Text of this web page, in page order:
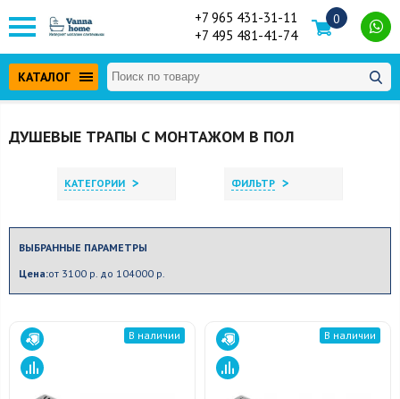
+7 965 431-31-11
+7 495 481-41-74
0
КАТАЛОГ
ДУШЕВЫЕ ТРАПЫ С МОНТАЖОМ В ПОЛ
КАТЕГОРИИ > ФИЛЬТР >
ВЫБРАННЫЕ ПАРАМЕТРЫ
Цена:от 3100 р. до 104000 р.
В наличии В наличии